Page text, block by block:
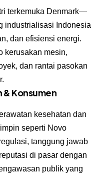
terkemuka Denmark—
industrialisasi Indonesia
dan efisiensi energi.
kerusakan mesin,
dan rantai pasokan
& Konsumen
kesehatan dan
seperti Novo
tanggung jawab
di pasar dengan
publik yang